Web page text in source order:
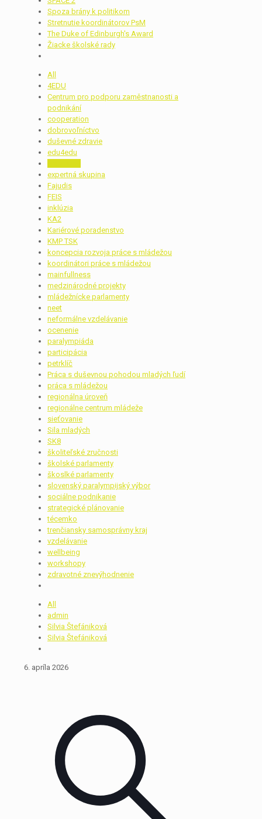
Spoza brány k politikom
Stretnutie koordinátorov PsM
The Duke of Edinburgh's Award
Žiacke školské rady
All
4EDU
Centrum pro podporu zaměstnanosti a
podnikání
cooperation
dobrovoľníctvo
duševné zdravie
edu4edu
expertná skupina
Fajudis
FEIS
inklúzia
KA2
Kariérové poradenstvo
KMP TSK
koncepcia rozvoja práce s mládežou
koordinátori práce s mládežou
mainfullness
medzinárodné projekty
mládežnícke parlamenty
neet
neformálne vzdelávanie
ocenenie
paralympiáda
participácia
petrklíč
Práca s duševnou pohodou mladých ľudí
práca s mládežou
regionálna úroveň
regionálne centrum mládeže
sieťovanie
Sila mladých
SK8
školiteľské zručnosti
školské parlamenty
škoslké parlamenty
slovenský paralympijský výbor
sociálne podnikanie
strategické plánovanie
técemko
trenčiansky samosprávny kraj
vzdelávanie
wellbeing
workshopy
zdravotné znevýhodnenie
All
admin
Silvia Štefániková
Silvia Štefániková
6. apríla 2026